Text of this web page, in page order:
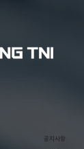
공지사항